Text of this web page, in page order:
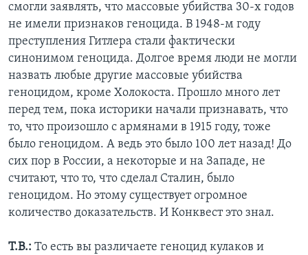
смогли заявлять, что массовые убийства 30-х годов
не имели признаков геноцида. В 1948-м году
преступления Гитлера стали фактически
синонимом геноцида. Долгое время люди не могли
назвать любые другие массовые убийства
геноцидом, кроме Холокоста. Прошло много лет
перед тем, пока историки начали признавать, что
то, что произошло с армянами в 1915 году, тоже
было геноцидом. А ведь это было 100 лет назад! До
сих пор в России, а некоторые и на Западе, не
считают, что то, что сделал Сталин, было
геноцидом. Но этому существует огромное
количество доказательств. И Конквест это знал.
Т.В.: То есть вы различаете геноцид кулаков и